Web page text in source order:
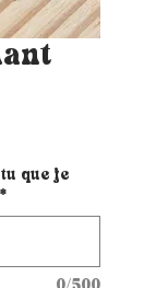
que je
*